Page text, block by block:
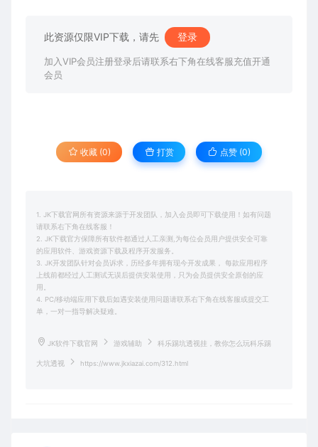
此资源仅限VIP下载，请先 登录
加入VIP会员注册登录后请联系右下角在线客服充值开通
会员
收藏 (0) 打赏 点赞 (0)
1. JK下载官网所有资源来源于开发团队，加入会员即可下载使用！如有问题
请联系右下角在线客服！
2. JK下载官方保障所有软件都通过人工亲测,为每位会员用户提供安全可靠
的应用软件、游戏资源下载及程序开发服务。
3. JK开发团队针对会员诉求，历经多年拥有现今开发成果， 每款应用程序
上线前都经过人工测试无误后提供安装使用，只为会员提供安全原创的应
用。
4. PC/移动端应用下载后如遇安装使用问题请联系右下角在线客服或提交工
单，一对一指导解决疑难。
JK软件下载官网 游戏辅助 科乐踢坑透视挂，教你怎么玩科乐踢
大坑透视 https://www.jkxiazai.com/312.html